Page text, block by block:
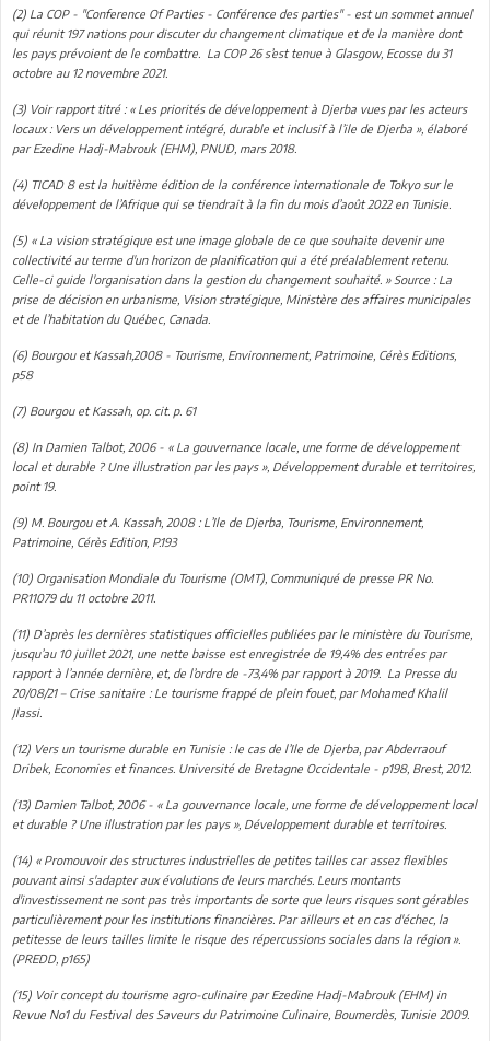
(2) La COP - "Conference Of Parties - Conférence des parties" - est un sommet annuel
qui réunit 197 nations pour discuter du changement climatique et de la manière dont
les pays prévoient de le combattre. La COP 26 s’est tenue à Glasgow, Ecosse du 31
octobre au 12 novembre 2021.
(3) Voir rapport titré : « Les priorités de développement à Djerba vues par les acteurs
locaux : Vers un développement intégré, durable et inclusif à l’ile de Djerba », élaboré
par Ezedine Hadj-Mabrouk (EHM), PNUD, mars 2018.
(4) TICAD 8 est la huitième édition de la conférence internationale de Tokyo sur le
développement de l’Afrique qui se tiendrait à la fin du mois d’août 2022 en Tunisie.
(5) « La vision stratégique est une image globale de ce que souhaite devenir une
collectivité au terme d'un horizon de planification qui a été préalablement retenu.
Celle-ci guide l'organisation dans la gestion du changement souhaité. » Source : La
prise de décision en urbanisme, Vision stratégique, Ministère des affaires municipales
et de l’habitation du Québec, Canada.
(6) Bourgou et Kassah,2008 - Tourisme, Environnement, Patrimoine, Cérès Editions,
p58
(7) Bourgou et Kassah, op. cit. p. 61
(8) In Damien Talbot, 2006 - « La gouvernance locale, une forme de développement
local et durable ? Une illustration par les pays », Développement durable et territoires,
point 19.
(9) M. Bourgou et A. Kassah, 2008 : L’Ile de Djerba, Tourisme, Environnement,
Patrimoine, Cérès Edition, P.193
(10) Organisation Mondiale du Tourisme (OMT), Communiqué de presse PR No.
PR11079 du 11 octobre 2011.
(11) D’après les dernières statistiques officielles publiées par le ministère du Tourisme,
jusqu’au 10 juillet 2021, une nette baisse est enregistrée de 19,4% des entrées par
rapport à l’année dernière, et, de l’ordre de -73,4% par rapport à 2019. La Presse du
20/08/21 – Crise sanitaire : Le tourisme frappé de plein fouet, par Mohamed Khalil
Jlassi.
(12) Vers un tourisme durable en Tunisie : le cas de l’Ile de Djerba, par Abderraouf
Dribek, Economies et finances. Université de Bretagne Occidentale - p198, Brest, 2012.
(13) Damien Talbot, 2006 - « La gouvernance locale, une forme de développement local
et durable ? Une illustration par les pays », Développement durable et territoires.
(14) « Promouvoir des structures industrielles de petites tailles car assez flexibles
pouvant ainsi s'adapter aux évolutions de leurs marchés. Leurs montants
d'investissement ne sont pas très importants de sorte que leurs risques sont gérables
particulièrement pour les institutions financières. Par ailleurs et en cas d'échec, la
petitesse de leurs tailles limite le risque des répercussions sociales dans la région ».
(PREDD, p165)
(15) Voir concept du tourisme agro-culinaire par Ezedine Hadj-Mabrouk (EHM) in
Revue No1 du Festival des Saveurs du Patrimoine Culinaire, Boumerdès, Tunisie 2009.